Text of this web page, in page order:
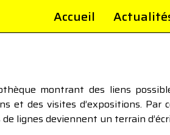
Accueil
montrant des liens
et des visites d’expositions.
lignes deviennent un terrain